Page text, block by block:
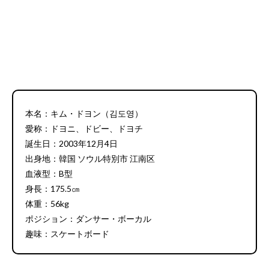
本名：キム・ドヨン（김도영）
愛称：ドヨニ、ドビー、ドヨチ
誕生日：2003年12月4日
出身地：韓国 ソウル特別市 江南区
血液型：B型
身長：175.5㎝
体重：56kg
ポジション：ダンサー・ボーカル
趣味：スケートボード